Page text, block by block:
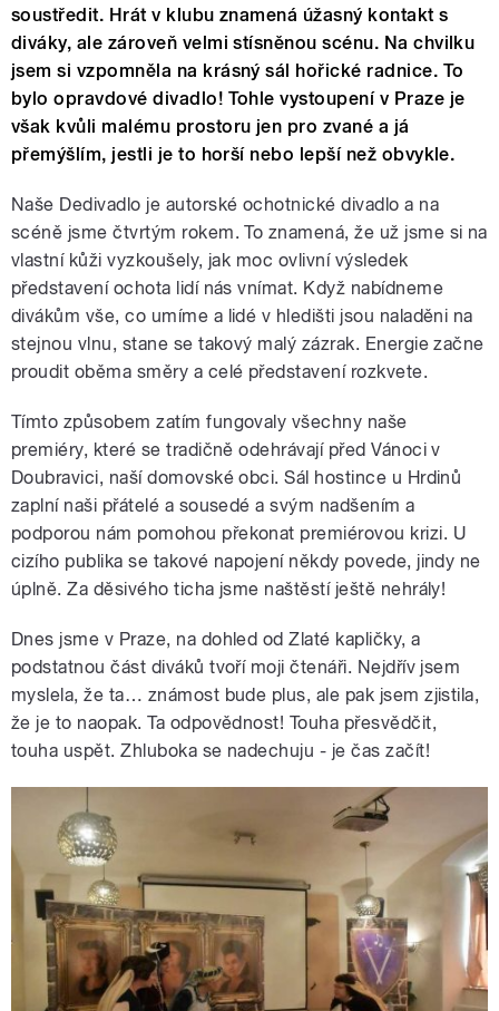
soustředit. Hrát v klubu znamená úžasný kontakt s
diváky, ale zároveň velmi stísněnou scénu. Na chvilku
jsem si vzpomněla na krásný sál hořické radnice. To
bylo opravdové divadlo! Tohle vystoupení v Praze je
však kvůli malému prostoru jen pro zvané a já
přemýšlím, jestli je to horší nebo lepší než obvykle.
Naše Dedivadlo je autorské ochotnické divadlo a na
scéně jsme čtvrtým rokem. To znamená, že už jsme si na
vlastní kůži vyzkoušely, jak moc ovlivní výsledek
představení ochota lidí nás vnímat. Když nabídneme
divákům vše, co umíme a lidé v hledišti jsou naladěni na
stejnou vlnu, stane se takový malý zázrak. Energie začne
proudit oběma směry a celé představení rozkvete.
Tímto způsobem zatím fungovaly všechny naše
premiéry, které se tradičně odehrávají před Vánoci v
Doubravici, naší domovské obci. Sál hostince u Hrdinů
zaplní naši přátelé a sousedé a svým nadšením a
podporou nám pomohou překonat premiérovou krizi. U
cizího publika se takové napojení někdy povede, jindy ne
úplně. Za děsivého ticha jsme naštěstí ještě nehrály!
Dnes jsme v Praze, na dohled od Zlaté kapličky, a
podstatnou část diváků tvoří moji čtenáři. Nejdřív jsem
myslela, že ta… známost bude plus, ale pak jsem zjistila,
že je to naopak. Ta odpovědnost! Touha přesvědčit,
touha uspět. Zhluboka se nadechuju - je čas začít!